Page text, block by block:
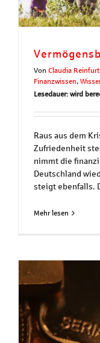
Von Claudia
Finanzwissen,
Lesedauer: wird
Raus aus dem
Zufriedenheit
nimmt die
Deutschland
steigt ebenfalls.
Mehr lesen